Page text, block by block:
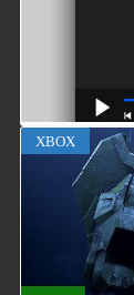
XBOX